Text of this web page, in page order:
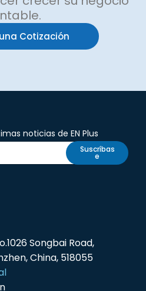
Cotización
noticias de EN Plus
Suscríbas
e
Songbai Road,
China, 518055